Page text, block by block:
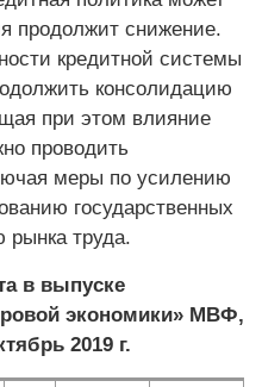
продолжит снижение.
кредитной системы
консолидацию
при этом влияние
проводить
меры по усилению
государственных
рынка труда.
в выпуске
экономики» МВФ,
2019 г.